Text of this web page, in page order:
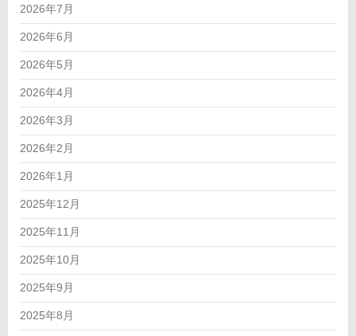
2026年7月
2026年6月
2026年5月
2026年4月
2026年3月
2026年2月
2026年1月
2025年12月
2025年11月
2025年10月
2025年9月
2025年8月